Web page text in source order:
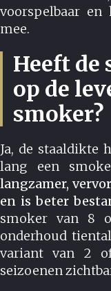
voorspelbaar
mee.
Heeft
op de
smoker?
Ja, de staaldikte
lang een
langzamer,
en is beter
smoker van 8
onderhoud
variant van 2
seizoenen